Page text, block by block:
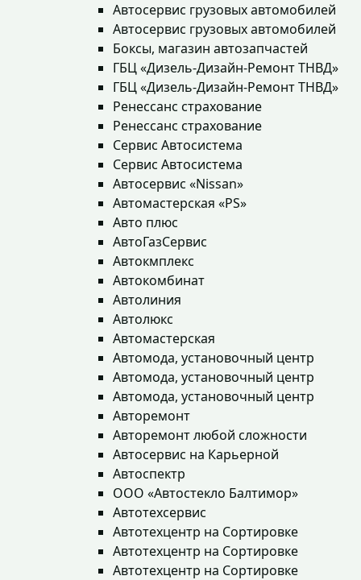
Автосервис грузовых автомобилей
Автосервис грузовых автомобилей
Боксы, магазин автозапчастей
ГБЦ «Дизель-Дизайн-Ремонт ТНВД»
ГБЦ «Дизель-Дизайн-Ремонт ТНВД»
Ренессанс страхование
Ренессанс страхование
Сервис Автосистема
Сервис Автосистема
Автосервис «Nissan»
Автомастерская «PS»
Авто плюс
АвтоГазСервис
Автокмплекс
Автокомбинат
Автолиния
Автолюкс
Автомастерская
Автомода, установочный центр
Автомода, установочный центр
Автомода, установочный центр
Авторемонт
Авторемонт любой сложности
Автосервис на Карьерной
Автоспектр
ООО «Автостекло Балтимор»
Автотехсервис
Автотехцентр на Сортировке
Автотехцентр на Сортировке
Автотехцентр на Сортировке